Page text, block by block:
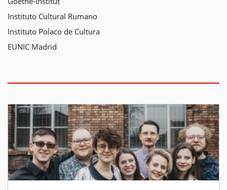
Instituto Cultural Rumano
Instituto Polaco de Cultura
EUNIC Madrid